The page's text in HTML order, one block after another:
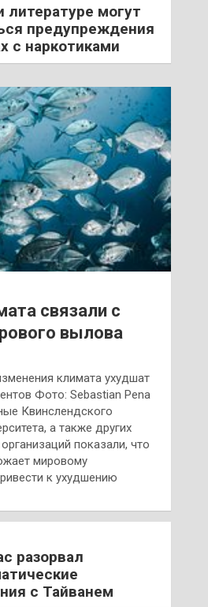
литературе могут
предупреждения
с наркотиками
связали с
вылова
климата ухудшат
Фото: Sebastian Pena
Квинслендского
а также других
показали, что
мировому
к ухудшению
разорвал
с Тайванем